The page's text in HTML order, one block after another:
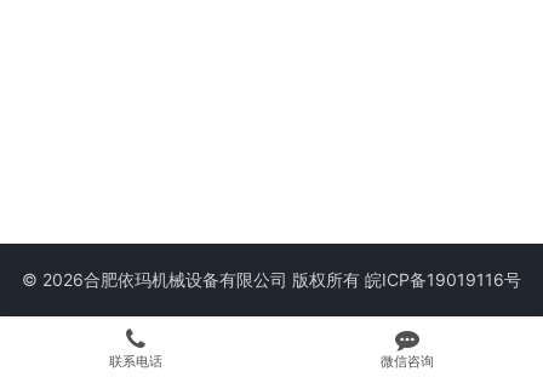
© 2026合肥依玛机械设备有限公司 版权所有 皖ICP备19019116号
联系电话 微信咨询